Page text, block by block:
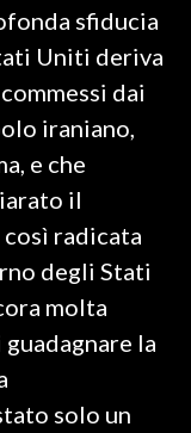
sfiducia
Uniti deriva
dai
iraniano,
e che
il
radicata
degli Stati
molta
la
solo un